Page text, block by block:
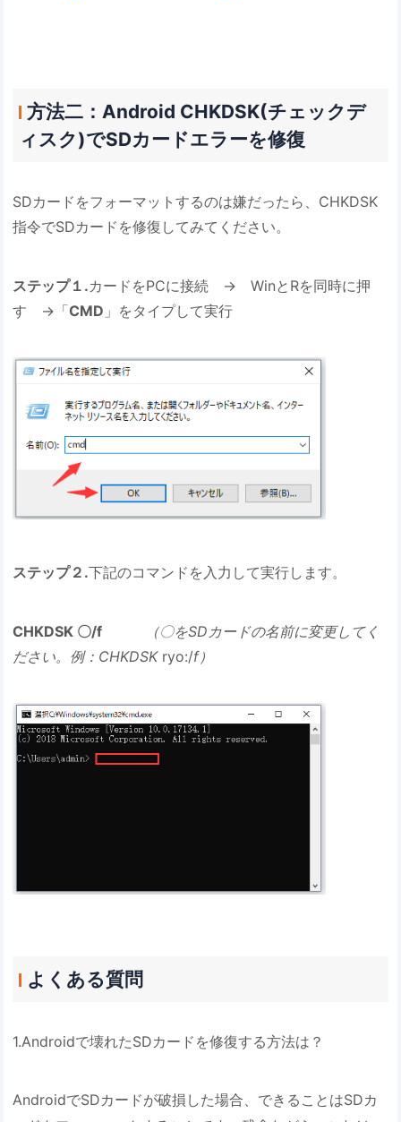
方法二：Android CHKDSK(チェックデ
ィスク)でSDカードエラーを修復
SDカードをフォーマットするのは嫌だったら、CHKDSK
指令でSDカードを修復してみてください。
ステップ１.カードをPCに接続 → WinとRを同時に押
す →「CMD 」をタイプして実行
ステップ２.下記のコマンドを入力して実行します。
CHKDSK 〇/f
（〇をSDカードの名前に変更してく
ださい。例：CHKDSKryo:/f）
よくある質問
1.Androidで壊れたSDカードを修復する方法は？
AndroidでSDカードが破損した場合、できることはSDカ